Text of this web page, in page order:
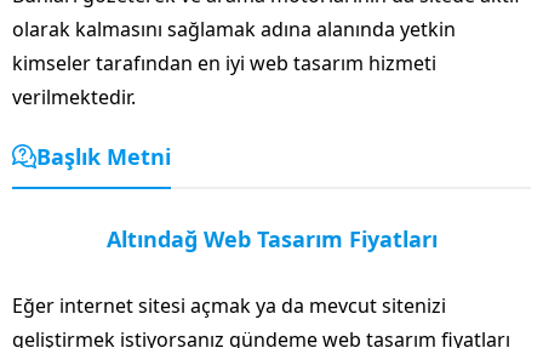
olarak kalmasını sağlamak adına alanında yetkin
kimseler tarafından en iyi web tasarım hizmeti
verilmektedir.
Başlık Metni
Altındağ Web Tasarım Fiyatları
Eğer internet sitesi açmak ya da mevcut sitenizi
geliştirmek istiyorsanız gündeme web tasarım fiyatları